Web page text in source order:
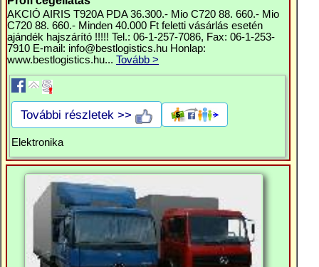
AKCIÓ AIRIS T920A PDA 36.300.- Mio C720 88. 660.- Mio
C720 88. 660.- Minden 40.000 Ft feletti vásárlás esetén
ajándék hajszárító !!!!! Tel.: 06-1-257-7086, Fax: 06-1-253-
7910 E-mail: info@bestlogistics.hu Honlap:
www.bestlogistics.hu... Tovább >
További részletek >>
Elektronika